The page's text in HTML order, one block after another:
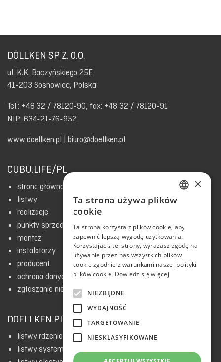
DÖLLKEN SP Z. O.O.
ul. K.K. Baczyńskiego 25E
41-203 Sosnowiec, Polska
Tel.: +48 32 / 78120-90, fax: +48 32 / 78120-91
NIP: 634-21-76-952
www.doellken.pl biuro@doellken.pl
CUBU.LIFE/PL
strona główna
listwy
realizacje
punkty sprzedaży
montaż
instalatorzy
producent
ochrona danych i polityka prywatności
zgłaszanie nieprawidłowości
DOELLKEN.PL
listwy rdzeniowe HDF
listwy systemowe
ENGLISH
POLISH
CZECH
ESTONIAN
LATVIAN
×
Ta strona używa plików
cookie
Ta strona korzysta z plików cookie, aby
zapewnić lepszą wygodę użytkowania.
Korzystając z tej strony, wyrażasz zgodę na
używanie przez nas wszystkich plików
cookie zgodnie z warunkami naszej polityki
plików cookie. Dowiedz się więcej
NIEZBĘDNE
WYDAJNOŚĆ
TARGETOWANIE
NIESKLASYFIKOWANE